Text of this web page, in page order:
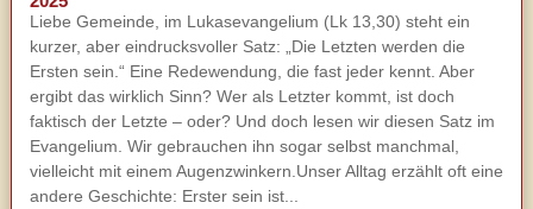
Liebe Gemeinde, im Lukasevangelium (Lk 13,30) steht ein
kurzer, aber eindrucksvoller Satz: „Die Letzten werden die
Ersten sein.“ Eine Redewendung, die fast jeder kennt. Aber
ergibt das wirklich Sinn? Wer als Letzter kommt, ist doch
faktisch der Letzte – oder? Und doch lesen wir diesen Satz im
Evangelium. Wir gebrauchen ihn sogar selbst manchmal,
vielleicht mit einem Augenzwinkern.Unser Alltag erzählt oft eine
andere Geschichte: Erster sein ist...